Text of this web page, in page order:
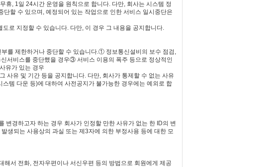
휴, 1일 24시간 운영을 원칙으로 합니다. 다만, 회사는 시스템 정
할 수 있으며, 예정되어 있는 작업으로 인한 서비스 일시중단은
로 지정할 수 있습니다. 다만, 이 경우 그 내용을 공지합니다.
를 제한하거나 중단할 수 있습니다.① 정보통신설비의 보수 점검,
서비스를 중단했을 경우③ 서비스 이용의 폭주 등으로 정상적인
유가 있는 경우
사유 및 기간 등을 공지합니다. 다만, 회사가 통제할 수 없는 사유
템 다운 등)에 대하여 사전공지가 불가능한 경우에는 예외로 합
변경하고자 하는 경우 회사가 인정할 만한 사유가 없는 한 ID의 변
생되는 사용상의 과실 또는 제3자에 의한 부정사용 등에 대한 모
서 전화, 전자우편이나 서신우편 등의 방법으로 회원에게 제공